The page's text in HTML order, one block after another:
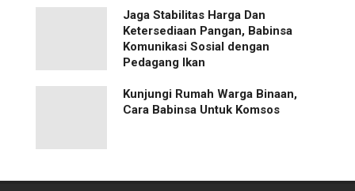
Jaga Stabilitas Harga Dan
Ketersediaan Pangan, Babinsa
Komunikasi Sosial dengan
Pedagang Ikan
Kunjungi Rumah Warga Binaan,
Cara Babinsa Untuk Komsos